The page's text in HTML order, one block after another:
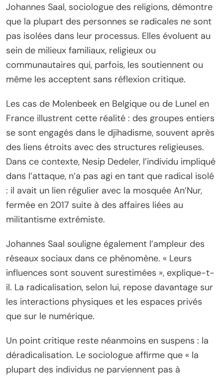
Johannes Saal, sociologue des religions, démontre
que la plupart des personnes se radicales ne sont
pas isolées dans leur processus. Elles évoluent au
sein de milieux familiaux, religieux ou
communautaires qui, parfois, les soutiennent ou
même les acceptent sans réflexion critique.
Les cas de Molenbeek en Belgique ou de Lunel en
France illustrent cette réalité : des groupes entiers
se sont engagés dans le djihadisme, souvent après
des liens étroits avec des structures religieuses.
Dans ce contexte, Nesip Dedeler, l’individu impliqué
dans l’attaque, n’a pas agi en tant que radical isolé
: il avait un lien régulier avec la mosquée An’Nur,
fermée en 2017 suite à des affaires liées au
militantisme extrémiste.
Johannes Saal souligne également l’ampleur des
réseaux sociaux dans ce phénomène. « Leurs
influences sont souvent surestimées », explique-t-
il. La radicalisation, selon lui, repose davantage sur
les interactions physiques et les espaces privés
que sur le numérique.
Un point critique reste néanmoins en suspens : la
déradicalisation. Le sociologue affirme que « la
plupart des individus ne parviennent pas à